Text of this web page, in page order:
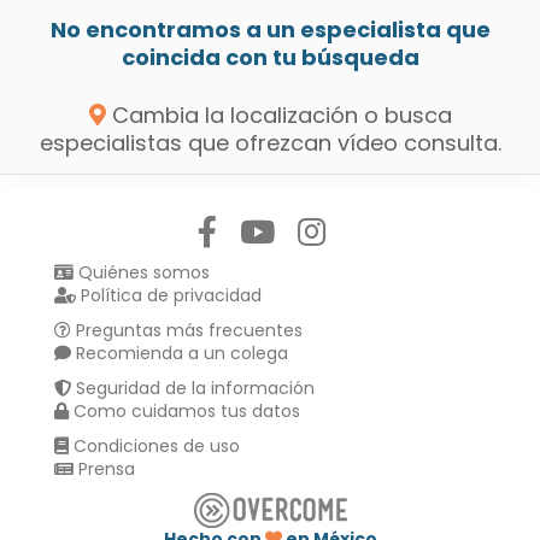
No encontramos a un especialista que
coincida con tu búsqueda
Cambia la localización o busca
especialistas que ofrezcan vídeo consulta.
Quiénes somos
Política de privacidad
Preguntas más frecuentes
Recomienda a un colega
Seguridad de la información
Como cuidamos tus datos
Condiciones de uso
Prensa